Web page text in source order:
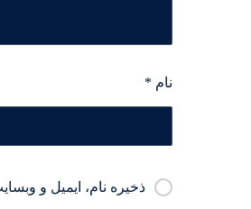
نام *
ذخیره نام، ایمیل و